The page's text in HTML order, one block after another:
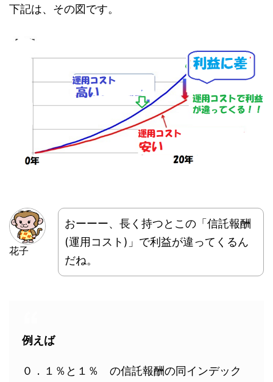
下記は、その図です。
花子
おーーー、長く持つとこの「信託報酬
(運用コスト)」で利益が違ってくるん
だね。
例えば
０．１％と１％ の信託報酬の同インデック